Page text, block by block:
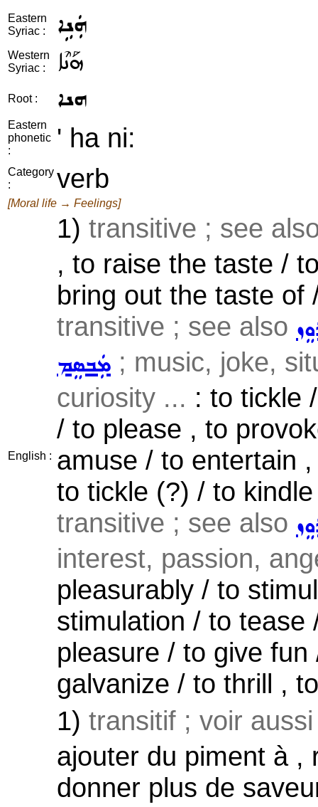
Eastern
Syriac :
ܗܲܢܹܐ
Western
Syriac :
ܗܰܢܶܐ
Root : ܗܢܐ
Eastern
phonetic
:
' ha ni:
Category
:
verb
[Moral life → Feelings]
English :
1) transitive ; see
, to raise the taste /
bring out the taste of
transitive ; see also
ܡܲܒܣܸܡ ; music, joke,
curiosity ... : to tickle
/ to please , to
amuse / to entertain
to tickle (?) / to
transitive ; see also
interest, passion,
pleasurably / to
stimulation / to
pleasure / to give
galvanize / to thrill ,
1) transitif ; voir
ajouter du piment à ,
donner plus de